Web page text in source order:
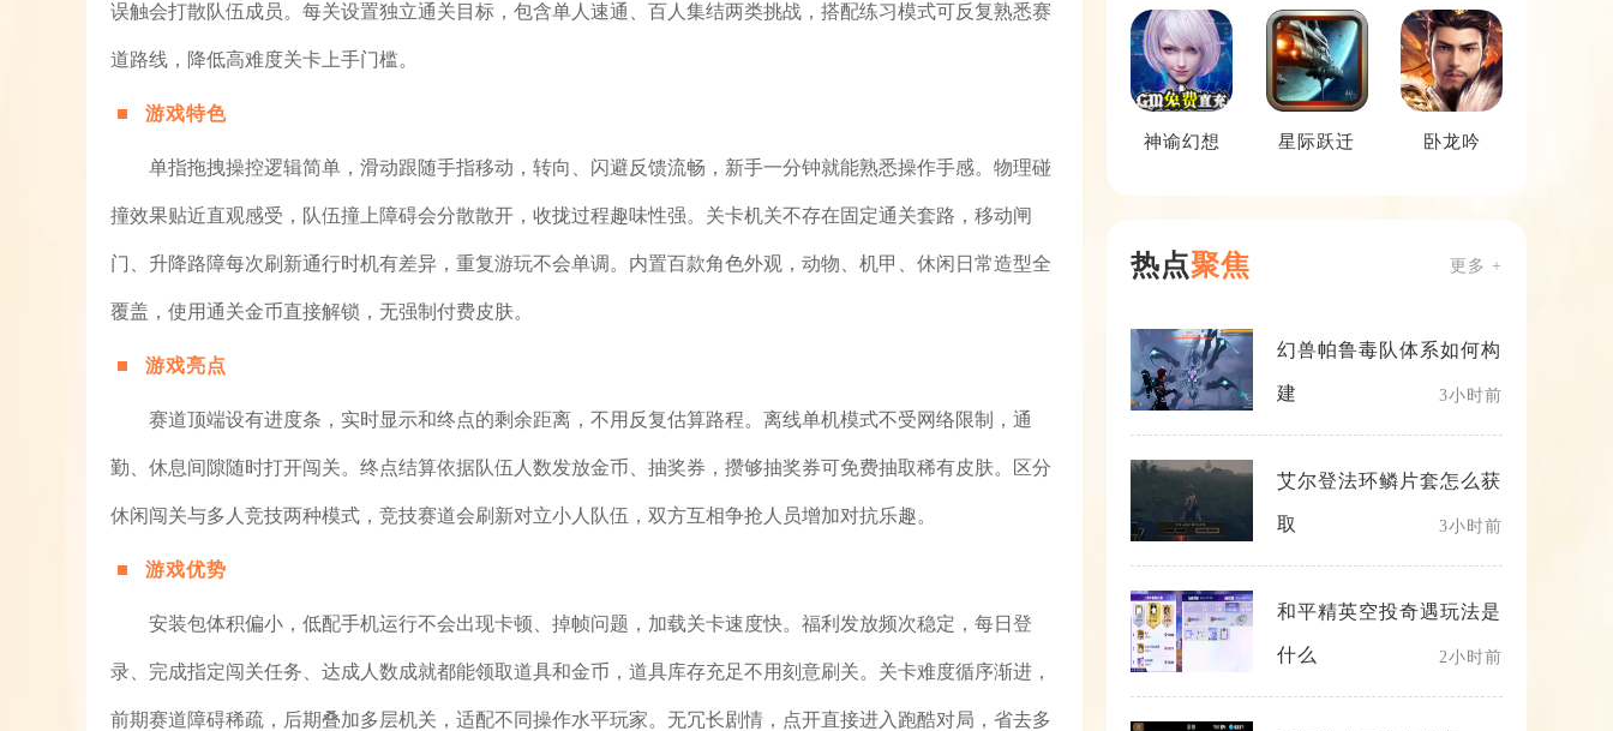
误触会打散队伍成员。每关设置独立通关目标，包含单人速通、百人集结两类挑战，搭配练习模式可反复熟悉赛
道路线，降低高难度关卡上手门槛。
游戏特色
单指拖拽操控逻辑简单，滑动跟随手指移动，转向、闪避反馈流畅，新手一分钟就能熟悉操作手感。物理碰
撞效果贴近直观感受，队伍撞上障碍会分散散开，收拢过程趣味性强。关卡机关不存在固定通关套路，移动闸
门、升降路障每次刷新通行时机有差异，重复游玩不会单调。内置百款角色外观，动物、机甲、休闲日常造型全
覆盖，使用通关金币直接解锁，无强制付费皮肤。
游戏亮点
赛道顶端设有进度条，实时显示和终点的剩余距离，不用反复估算路程。离线单机模式不受网络限制，通
勤、休息间隙随时打开闯关。终点结算依据队伍人数发放金币、抽奖券，攒够抽奖券可免费抽取稀有皮肤。区分
休闲闯关与多人竞技两种模式，竞技赛道会刷新对立小人队伍，双方互相争抢人员增加对抗乐趣。
游戏优势
安装包体积偏小，低配手机运行不会出现卡顿、掉帧问题，加载关卡速度快。福利发放频次稳定，每日登
录、完成指定闯关任务、达成人数成就都能领取道具和金币，道具库存充足不用刻意刷关。关卡难度循序渐进，
前期赛道障碍稀疏，后期叠加多层机关，适配不同操作水平玩家。无冗长剧情，点开直接进入跑酷对局，省去多
神谕幻想 星际跃迁 卧龙吟
热点聚焦 更多 +
幻兽帕鲁毒队体系如何构
建 3小时前
艾尔登法环鳞片套怎么获
取 3小时前
和平精英空投奇遇玩法是
什么 2小时前